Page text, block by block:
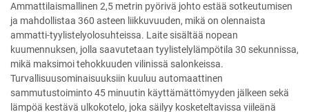
Ammattilaismallinen 2,5 metrin pyörivä johto estää sotkeutumisen
ja mahdollistaa 360 asteen liikkuvuuden, mikä on olennaista
ammatti-tyylistelyolosuhteissa. Laite sisältää nopean
kuumennuksen, jolla saavutetaan tyylistelylämpötila 30 sekunnissa,
mikä maksimoi tehokkuuden vilinissä salonkeissa.
Turvallisuusominaisuuksiin kuuluu automaattinen
sammutustoiminto 45 minuutin käyttämättömyyden jälkeen sekä
lämpöä kestävä ulkokotelo, joka säilyy kosketeltavissa viileänä